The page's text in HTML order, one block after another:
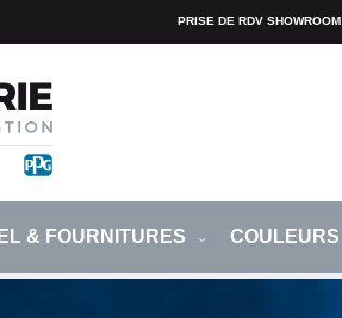
PRISE DE RDV SHOWROOM
& FOURNITURES COULEURS